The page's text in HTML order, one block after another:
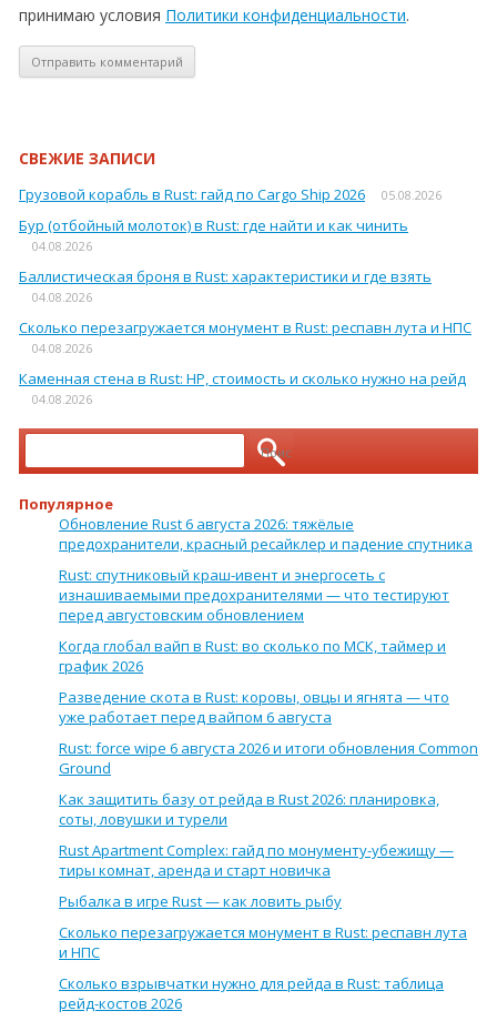
принимаю условия Политики конфиденциальности.
СВЕЖИЕ ЗАПИСИ
Грузовой корабль в Rust: гайд по Cargo Ship 2026 05.08.2026
Бур (отбойный молоток) в Rust: где найти и как чинить
04.08.2026
Баллистическая броня в Rust: характеристики и где взять
04.08.2026
Сколько перезагружается монумент в Rust: респавн лута и НПС
04.08.2026
Каменная стена в Rust: HP, стоимость и сколько нужно на рейд
04.08.2026
Найти:
Популярное
Обновление Rust 6 августа 2026: тяжёлые
предохранители, красный ресайклер и падение спутника
Rust: спутниковый краш-ивент и энергосеть с
изнашиваемыми предохранителями — что тестируют
перед августовским обновлением
Когда глобал вайп в Rust: во сколько по МСК, таймер и
график 2026
Разведение скота в Rust: коровы, овцы и ягнята — что
уже работает перед вайпом 6 августа
Rust: force wipe 6 августа 2026 и итоги обновления Common
Ground
Как защитить базу от рейда в Rust 2026: планировка,
соты, ловушки и турели
Rust Apartment Complex: гайд по монументу-убежищу —
тиры комнат, аренда и старт новичка
Рыбалка в игре Rust — как ловить рыбу
Сколько перезагружается монумент в Rust: респавн лута
и НПС
Сколько взрывчатки нужно для рейда в Rust: таблица
рейд-костов 2026